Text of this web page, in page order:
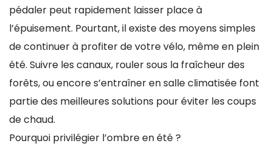
pédaler peut rapidement laisser place à
l’épuisement. Pourtant, il existe des moyens simples
de continuer à profiter de votre vélo, même en plein
été. Suivre les canaux, rouler sous la fraîcheur des
forêts, ou encore s’entraîner en salle climatisée font
partie des meilleures solutions pour éviter les coups
de chaud.
Pourquoi privilégier l’ombre en été ?